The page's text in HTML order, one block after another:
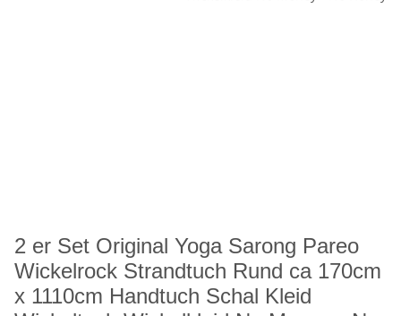
2 er Set Original Yoga Sarong Pareo
Wickelrock Strandtuch Rund ca 170cm
x 1110cm Handtuch Schal Kleid